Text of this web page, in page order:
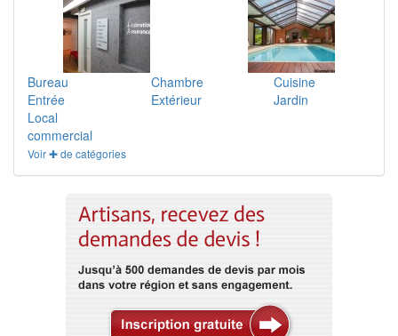
Bureau Chambre
Cuisine
Entrée
Extérieur
Jardin
Local
commercial
Voir ✚ de catégories